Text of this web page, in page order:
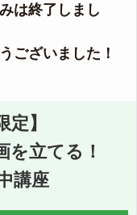
は終了しまし
ございました！
定】
を立てる！
講座